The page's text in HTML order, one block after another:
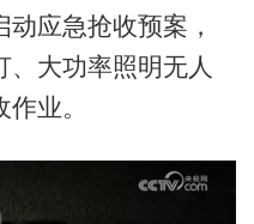
应急抢收预案，
、大功率照明无人
业。